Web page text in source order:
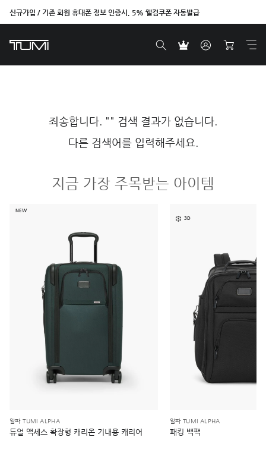
신규가입 / 기존 회원 휴대폰 정보 인증시, 5% 웰컴쿠폰 자동발급
죄송합니다. "" 검색 결과가 없습니다.
다른 검색어를 입력해주세요.
지금 가장 주목받는 아이템
NEW
알파 TUMI ALPHA
듀얼 액세스 확장형 캐리온 기내용 캐리어
3D
알파 TUMI ALPHA
패킹 백팩